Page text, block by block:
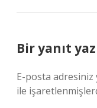
Bir yanıt
E-posta adresiniz
ile